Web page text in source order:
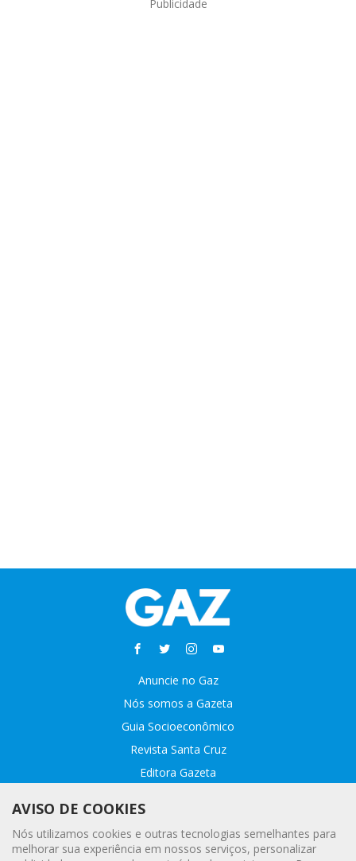
Publicidade
Anuncie no Gaz
Nós somos a Gazeta
Guia Socioeconômico
Revista Santa Cruz
Editora Gazeta
Fale conosco
Webmail
AVISO DE COOKIES
Nós utilizamos cookies e outras tecnologias semelhantes para
melhorar sua experiência em nossos serviços, personalizar